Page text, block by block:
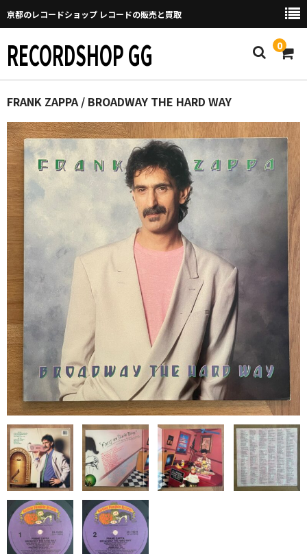
京都のレコードショップ レコードの販売と買取
RECORDSHOP GG 0
Home
マイページ
GGについて
買取について
取り置きなどについて
Categories
New Arrivals
新譜
GG RECORD （当店のレーベル）
全商品
JAZZ-US
BLUE NOTE
JAZZ-EU
JAZZ-JP
JAZZ-VOCAL
J-POP
FRANK ZAPPA / BROADWAY THE HARD WAY